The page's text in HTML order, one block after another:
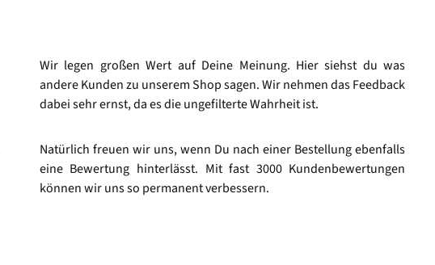
Wir legen großen Wert auf Deine Meinung. Hier siehst du was
andere Kunden zu unserem Shop sagen. Wir nehmen das Feedback
dabei sehr ernst, da es die ungefilterte Wahrheit ist.
Natürlich freuen wir uns, wenn Du nach einer Bestellung ebenfalls
eine Bewertung hinterlässt. Mit fast 3000 Kundenbewertungen
können wir uns so permanent verbessern.